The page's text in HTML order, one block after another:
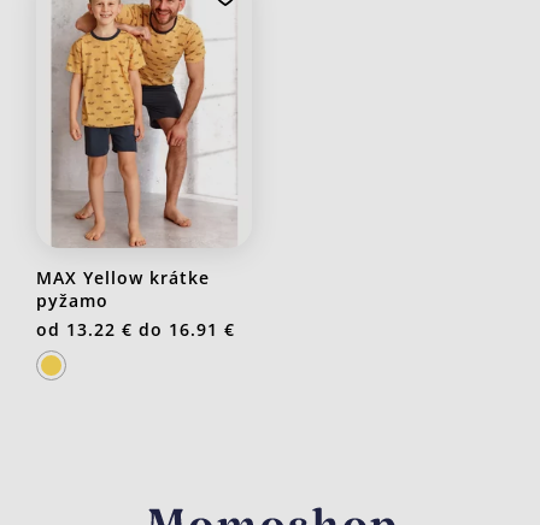
MAX Yellow krátke
pyžamo
od 13.22 € do 16.91 €